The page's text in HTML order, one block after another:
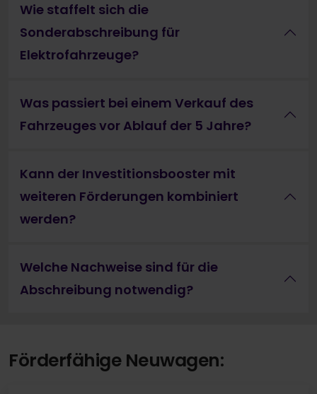
Wie staffelt sich die
Sonderabschreibung für
Elektrofahrzeuge?
Was passiert bei einem Verkauf des
Fahrzeuges vor Ablauf der 5 Jahre?
Kann der Investitionsbooster mit
weiteren Förderungen kombiniert
werden?
Welche Nachweise sind für die
Abschreibung notwendig?
Förderfähige Neuwagen: